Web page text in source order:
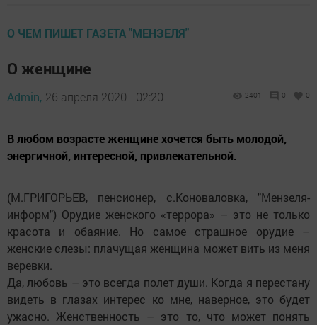
О ЧЕМ ПИШЕТ ГАЗЕТА "МЕНЗЕЛЯ"
О женщине
Admin, 26 апреля 2020 - 02:20 2401 0 0
В любом возрасте женщине хочется быть молодой,
энергичной, интересной, привлекательной.
(М.ГРИГОРЬЕВ, пенсионер, с.Коноваловка, "Мензеля-
информ") Орудие женского «террора» – это не только
красота и обаяние. Но самое страшное орудие –
женские слезы: плачущая женщина может вить из меня
веревки.
Да, любовь – это всегда полет души. Когда я перестану
видеть в глазах интерес ко мне, наверное, это будет
ужасно. Женственность – это то, что может понять